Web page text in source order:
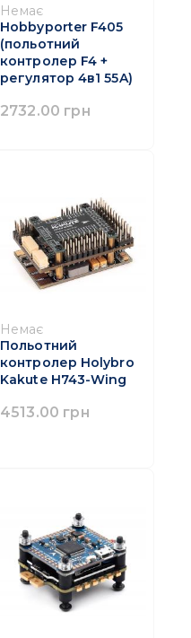
Немає
Hobbyporter F405
(польотний
контролер F4 +
регулятор 4в1 55A)
2732.00 грн
Немає
Польотний
контролер Holybro
Kakute H743-Wing
4513.00 грн